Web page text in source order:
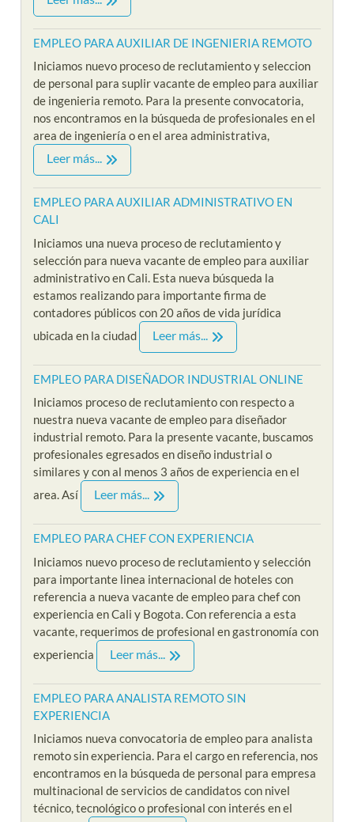
EMPLEO PARA AUXILIAR DE INGENIERIA REMOTO
Iniciamos nuevo proceso de reclutamiento y seleccion
de personal para suplir vacante de empleo para auxiliar
de ingenieria remoto. Para la presente convocatoria,
nos encontramos en la búsqueda de profesionales en el
area de ingeniería o en el area administrativa,
Leer más...
EMPLEO PARA AUXILIAR ADMINISTRATIVO EN
CALI
Iniciamos una nueva proceso de reclutamiento y
selección para nueva vacante de empleo para auxiliar
administrativo en Cali. Esta nueva búsqueda la
estamos realizando para importante firma de
contadores públicos con 20 años de vida jurídica
ubicada en la ciudad
Leer más...
EMPLEO PARA DISEÑADOR INDUSTRIAL ONLINE
Iniciamos proceso de reclutamiento con respecto a
nuestra nueva vacante de empleo para diseñador
industrial remoto. Para la presente vacante, buscamos
profesionales egresados en diseño industrial o
similares y con al menos 3 años de experiencia en el
area. Así
Leer más...
EMPLEO PARA CHEF CON EXPERIENCIA
Iniciamos nuevo proceso de reclutamiento y selección
para importante linea internacional de hoteles con
referencia a nueva vacante de empleo para chef con
experiencia en Cali y Bogota. Con referencia a esta
vacante, requerimos de profesional en gastronomía con
experiencia
Leer más...
EMPLEO PARA ANALISTA REMOTO SIN
EXPERIENCIA
Iniciamos nueva convocatoria de empleo para analista
remoto sin experiencia. Para el cargo en referencia, nos
encontramos en la búsqueda de personal para empresa
multinacional de servicios de candidatos con nivel
técnico, tecnológico o profesional con interés en el